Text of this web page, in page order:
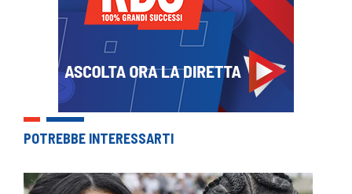
POTREBBE INTERESSARTI